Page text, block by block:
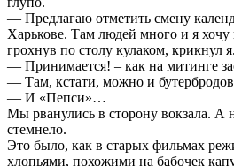
— Предлагаю отметить смену
Харькове. Там людей много и я хочу
грохнув по столу кулаком, крикнул я.
— Принимается! – как на митинге
— Там, кстати, можно и
— И «Пепси»…
Мы рванулись в сторону вокзала. А
стемнело.
Это было, как в старых фильмах
хлопьями, похожими на бабочек